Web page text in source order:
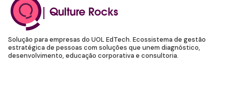
Qulture Rocks
Solução para empresas do UOL EdTech. Ecossistema de gestão
estratégica de pessoas com soluções que unem diagnóstico,
desenvolvimento, educação corporativa e consultoria.